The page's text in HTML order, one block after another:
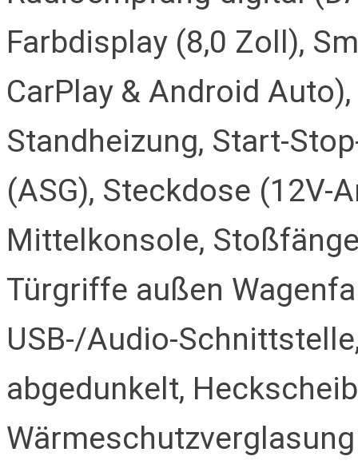
Farbdisplay (8,0 Zoll),
CarPlay & Android
Standheizung, Start-
(ASG), Steckdose
Mittelkonsole,
Türgriffe außen
USB-/Audio-
abgedunkelt,